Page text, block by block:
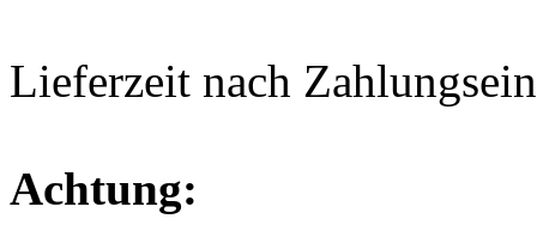
Lieferzeit nach
Achtung: